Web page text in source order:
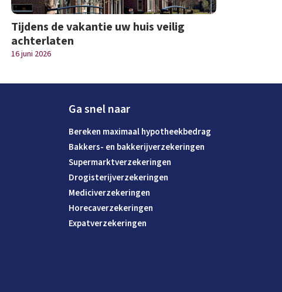
Tijdens de vakantie uw huis veilig
achterlaten
16 juni 2026
Ga snel naar
Bereken maximaal hypotheekbedrag
Bakkers- en bakkerijverzekeringen
Supermarktverzekeringen
Drogisterijverzekeringen
Mediciverzekeringen
Horecaverzekeringen
Expatverzekeringen